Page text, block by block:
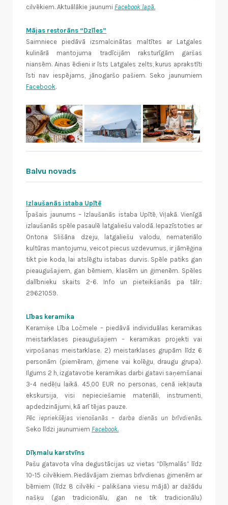
cilvēkiem. Aktuālākie jaunumi Facebook lapā.
Mājas restorāns “Dzīles”
Saimniece piedāvā izsmalcinātas maltītes ar Latgales
kulinārā mantojuma tradīcijām raksturīgām garšas
niansēm. Ainas ēdieni ir īsts Latgales zelts, kurus aprakstīti
īsti nav iespējams, jānogaršo pašiem. Seko jaunumiem
Facebook.
Balvu novads
Izlaušanās istaba Upītē
Īpašais jaunums – Izlaušanās istaba Upītē, Viļakā. Vienīgā
izlaušanās spēle pasaulē latgaliešu valodā. Iepazīstoties ar
Ontona Slišāna dzeju, latgaliešu valodu, nemateriālo
kultūras mantojumu, veicot piecus uzdevumus, ir jāmēģina
tikt pie koda, lai atslēgtu istabas durvis. Spēle patiks gan
pieaugušajiem, gan bērniem, klasēm un ģimenēm. Spēles
dalībnieku skaits 2-6. Info un pieteikšanās pa tālr.:
29621059.
Lības keramika
Keramiķe Lība Ločmele – piedāvā individuālas keramikas
meistarklases pieaugušajiem – keramikas projekti vai
virpošanas meistarklase. 2) meistarklases grupām līdz 6
personām (piemēram, ģimene vai kolēģu, draugu grupa).
Ilgums 2 h, izgatavotie keramikas darbi gatavi saņemšanai
3-4 nedēļu laikā. 45,00 EUR no personas, cenā iekļauta
ekskursija, visi nepieciešamie materiāli, instrumenti,
apdedzinājumi, kā arī tējas pauze.
Pēc iepriekšējas vienošanās – darba dienās un brīvdienās.
Seko līdzi jaunumiem Facebook.
Dīķmalu karstvīns
Pašu gatavota vīna degustācijas uz vietas “Dīķmalās” līdz
10-15 cilvēkiem. Piedāvājam ziemas brīvdienas ģimenēm ar
bērniem (līdz 8 cilvēki – palikšana viesu mājā) ar dažādu
našķu (gan tradicionālu, gan ne tik tradicionālu)